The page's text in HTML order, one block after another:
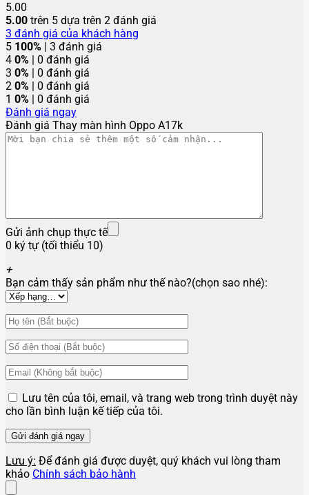
5.00
5.00 trên 5 dựa trên 2 đánh giá
3 đánh giá của khách hàng
5 100% | 3 đánh giá
4 0% | 0 đánh giá
3 0% | 0 đánh giá
2 0% | 0 đánh giá
1 0% | 0 đánh giá
Đánh giá ngay
Đánh giá Thay màn hình Oppo A17k
Gửi ảnh chụp thực tế
0 ký tự (tối thiểu 10)
+
Bạn cảm thấy sản phẩm như thế nào?(chọn sao nhé):
Lưu tên của tôi, email, và trang web trong trình duyệt này
cho lần bình luận kế tiếp của tôi.
Lưu ý: Để đánh giá được duyệt, quý khách vui lòng tham
khảo Chính sách bảo hành